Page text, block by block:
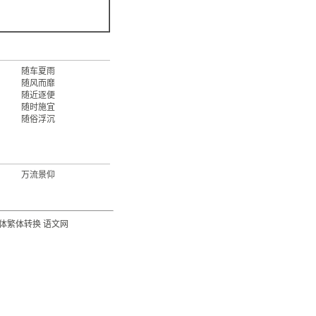
随车夏雨
随风而靡
随近逐便
随时施宜
随俗浮沉
万流景仰
繁体转换 语文网